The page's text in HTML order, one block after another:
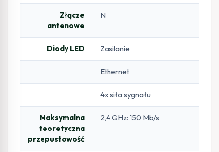
Złącze
antenowe
N
Diody LED Zasilanie
Ethernet
4x siła sygnału
Maksymalna
teoretyczna
przepustowość
2,4 GHz: 150 Mb/s